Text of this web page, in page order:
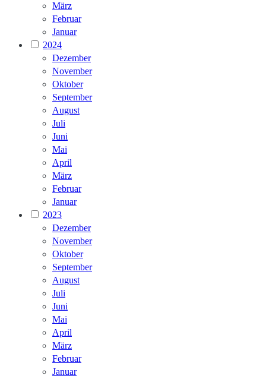
März
Februar
Januar
2024
Dezember
November
Oktober
September
August
Juli
Juni
Mai
April
März
Februar
Januar
2023
Dezember
November
Oktober
September
August
Juli
Juni
Mai
April
März
Februar
Januar